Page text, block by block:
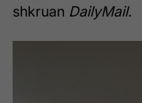
shkruan DailyMail.